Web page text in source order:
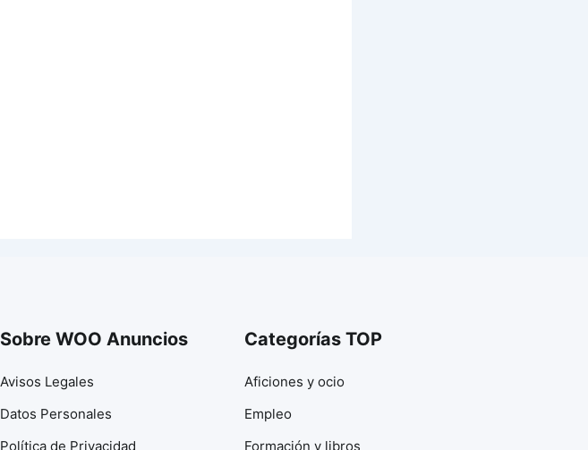
Sobre WOO Anuncios
Avisos Legales
Datos Personales
Política de Privacidad
Categorías TOP
Aficiones y ocio
Empleo
Formación y libros